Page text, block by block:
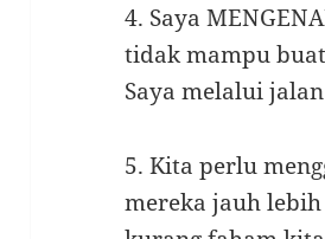
4. Saya
tidak mampu
Saya melalui
5. Kita perlu
mereka jauh